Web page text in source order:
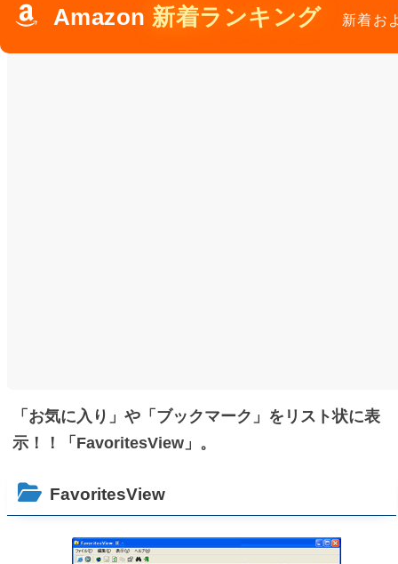
Amazon 新着ランキング 新着お
「お気に入り」や「ブックマーク」をリスト状に表
示！！「FavoritesView」。
FavoritesView